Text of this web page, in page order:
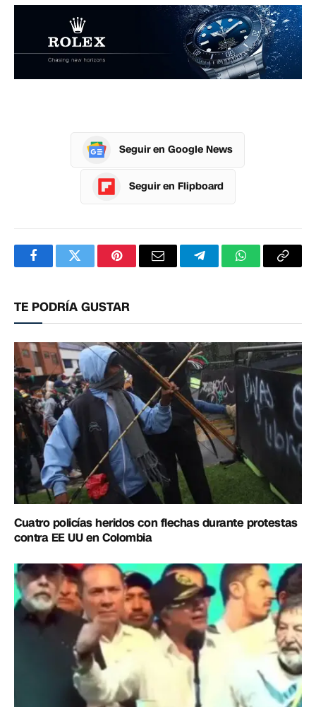
Seguir en Google News
Seguir en Flipboard
FacebookTwitterPinterestCorreoTelegramWhatsApp
TE PODRÍA GUSTAR
Cuatro policías heridos con flechas durante protestas
contra EE UU en Colombia